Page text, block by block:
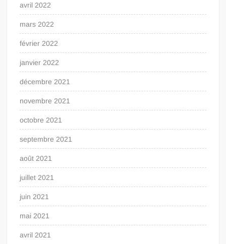
avril 2022
mars 2022
février 2022
janvier 2022
décembre 2021
novembre 2021
octobre 2021
septembre 2021
août 2021
juillet 2021
juin 2021
mai 2021
avril 2021